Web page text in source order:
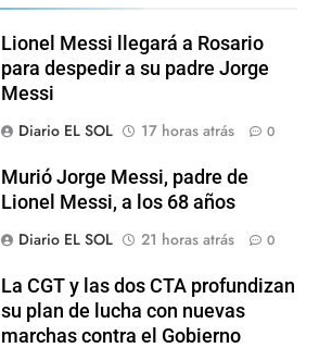
Lionel Messi llegará a Rosario
para despedir a su padre Jorge
Messi
Diario EL SOL
17 horas atrás 0
Murió Jorge Messi, padre de
Lionel Messi, a los 68 años
Diario EL SOL
21 horas atrás 0
La CGT y las dos CTA profundizan
su plan de lucha con nuevas
marchas contra el Gobierno